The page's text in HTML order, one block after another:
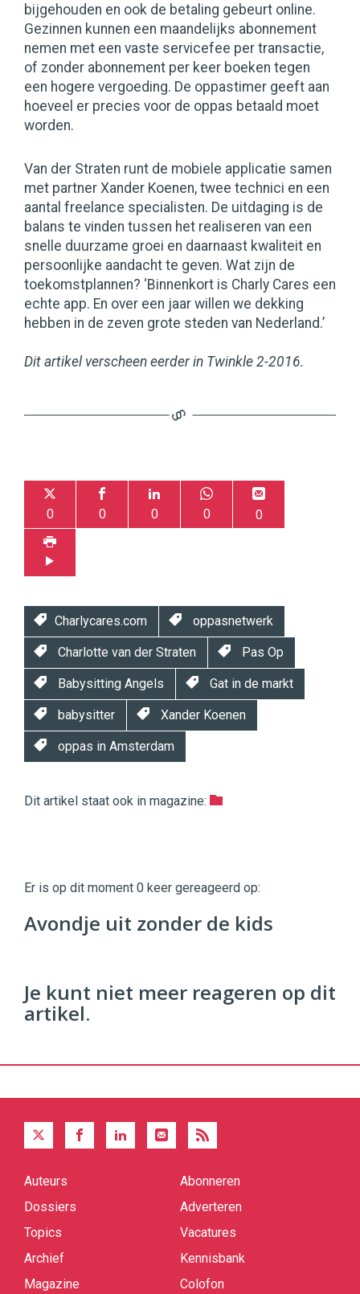
bijgehouden en ook de betaling gebeurt online.
Gezinnen kunnen een maandelijks abonnement
nemen met een vaste servicefee per transactie,
of zonder abonnement per keer boeken tegen
een hogere vergoeding. De oppastimer geeft aan
hoeveel er precies voor de oppas betaald moet
worden.
Van der Straten runt de mobiele applicatie samen
met partner Xander Koenen, twee technici en een
aantal freelance specialisten. De uitdaging is de
balans te vinden tussen het realiseren van een
snelle duurzame groei en daarnaast kwaliteit en
persoonlijke aandacht te geven. Wat zijn de
toekomstplannen? ‘Binnenkort is Charly Cares een
echte app. En over een jaar willen we dekking
hebben in de zeven grote steden van Nederland.’
Dit artikel verscheen eerder in Twinkle 2-2016.
0 0 0 0 0
Charlycares.com oppasnetwerk
Charlotte van der Straten Pas Op
Babysitting Angels Gat in de markt
babysitter Xander Koenen
oppas in Amsterdam
Dit artikel staat ook in magazine:
|
Digital
Commerce https://twinklemagazine.nl
Er is op dit moment 0 keer gereageerd op:
Avondje uit zonder de kids
Je kunt niet meer reageren op dit
artikel.
Quick
Auteurs
Dossiers
Topics
Archief
Magazine
Abonneren
Adverteren
Vacatures
Kennisbank
Colofon